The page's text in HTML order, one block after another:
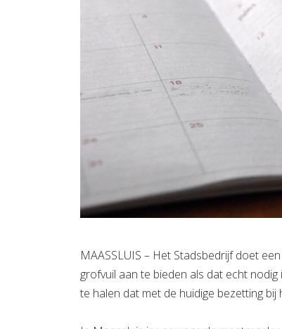
MAASSLUIS – Het Stadsbedrijf doet
grofvuil aan te bieden als dat echt
te halen dat met de huidige bezetting bij